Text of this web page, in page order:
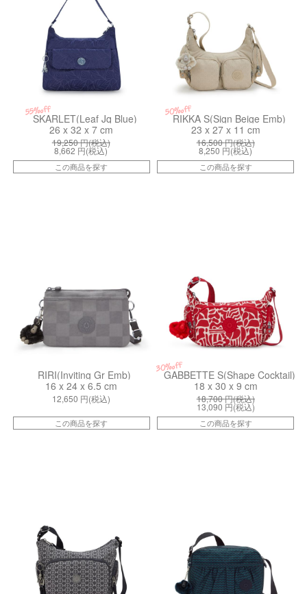
55%off
SKARLET(Leaf Jq Blue)
26 x 32 x 7 cm
19,250円(税込)
8,662 円(税込)
この商品を探す
50%off
RIKKA S(Sign Beige Emb)
23 x 27 x 11 cm
16,500円(税込)
8,250 円(税込)
この商品を探す
RIRI(Inviting Gr Emb)
16 x 24 x 6.5 cm
12,650 円(税込)
この商品を探す
30%off
GABBETTE S(Shape Cocktail)
18 x 30 x 9 cm
18,700円(税込)
13,090 円(税込)
この商品を探す